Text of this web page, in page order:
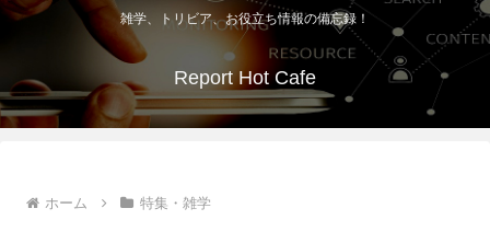
雑学、トリビア、お役立ち情報の備忘録！
Report Hot Cafe
ホーム 特集・雑学